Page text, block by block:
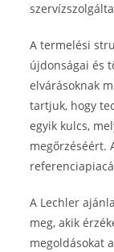
A termelési
újdonságai és
elvárásoknak
tartjuk, hogy
egyik kulcs,
megőrzéséért.
A Lechler
meg, akik
megoldásokat